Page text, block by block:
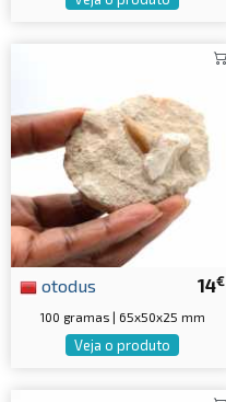
14€
otodus
100 gramas | 65x50x25 mm
Veja o produto